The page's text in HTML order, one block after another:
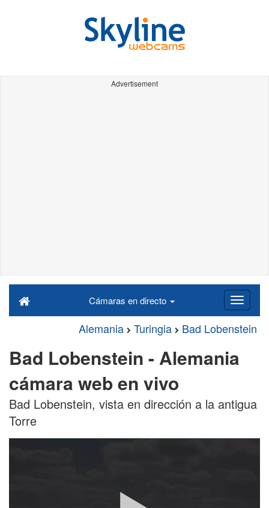
Advertisement
Cámaras en directo
Alemania Turingia Bad Lobenstein
Bad Lobenstein - Alemania
cámara web en vivo
Bad Lobenstein, vista en dirección a la antigua
Torre